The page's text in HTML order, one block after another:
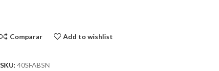
Comparar Add to wishlist
SKU: 40SFABSN